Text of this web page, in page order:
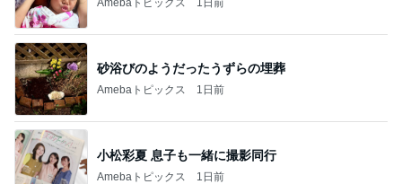
砂浴びのようだったうずらの埋葬
Amebaトピックス 1日前
小松彩夏 息子も一緒に撮影同行
Amebaトピックス 1日前